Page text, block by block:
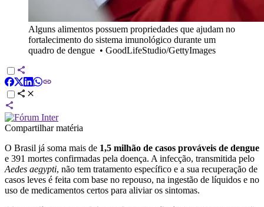
Alguns alimentos possuem propriedades que ajudam no
fortalecimento do sistema imunológico durante um
quadro de dengue • GoodLifeStudio/GettyImages
Compartilhar matéria
O Brasil já soma mais de 1,5 milhão de casos prováveis de dengue
e 391 mortes confirmadas pela doença. A infecção, transmitida pelo
Aedes aegypti, não tem tratamento específico e a sua recuperação de
casos leves é feita com base no repouso, na ingestão de líquidos e no
uso de medicamentos certos para aliviar os sintomas.